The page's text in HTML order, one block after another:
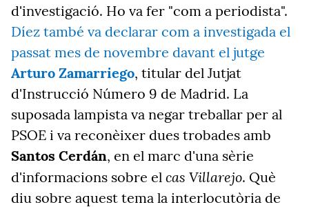
d'investigació. Ho va fer "com a periodista".
Díez també va declarar com a investigada el
passat mes de novembre davant el jutge
Arturo Zamarriego, titular del Jutjat
d'Instrucció Número 9 de Madrid. La
suposada lampista va negar treballar per al
PSOE i va reconèixer dues trobades amb
Santos Cerdán, en el marc d'una sèrie
d'informacions sobre el cas Villarejo. Què
diu sobre aquest tema la interlocutòria de